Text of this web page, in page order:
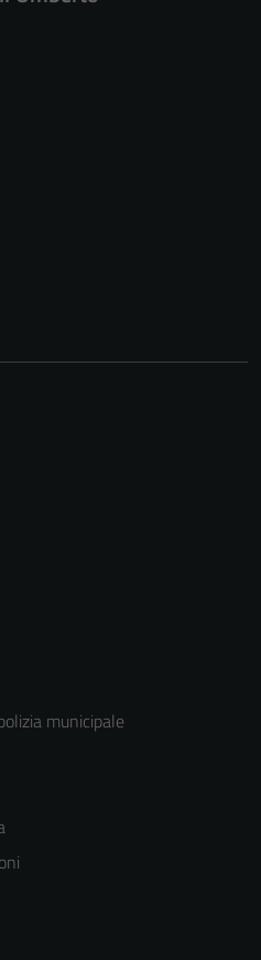
municipale
informazioni